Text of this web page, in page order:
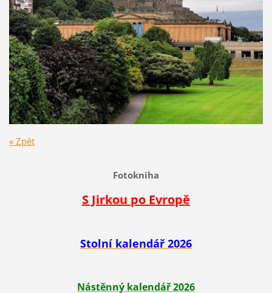
« Zpět
Fotokniha
S Jirkou po Evropě
Stolní kalendář 2026
Nástěnný kalendář 2026